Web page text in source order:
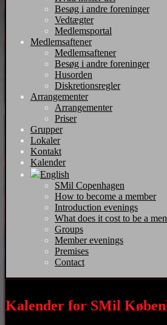
Besøg i andre foreninger
Vedtægter
Medlemsportal
Medlemsaftener
Medlemsaftener
Besøg i andre foreninger
Husorden
Diskretionsregler
Arrangementer
Arrangementer
Priser
Grupper
Lokaler
Kontakt
Kalender
English
SMil Copenhagen
How to become a member
Introduction evenings
What does it cost to be a
Groups
Member evenings
Premises
Contact
Kalender for SMil